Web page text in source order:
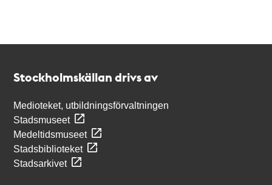
Stockholmskällan drivs av
Medioteket, utbildningsförvaltningen
Stadsmuseet
Medeltidsmuseet
Stadsbiblioteket
Stadsarkivet